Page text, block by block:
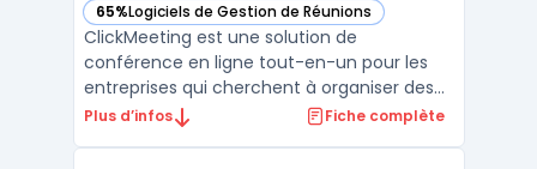
65%Logiciels de Gestion de Réunions
— voir ClickMeeting dans cette catégorie
ClickMeeting est une solution de
conférence en ligne tout-en-un pour les
entreprises qui cherchent à organiser des
webinaires, des réunions en ligne et des
Plus d’infos Fiche complète